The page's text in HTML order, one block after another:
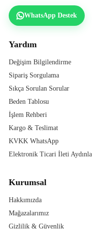
WhatsApp Destek
Yardım
Değişim Bilgilendirme
Sipariş Sorgulama
Sıkça Sorulan Sorular
Beden Tablosu
İşlem Rehberi
Kargo & Teslimat
KVKK WhatsApp
Elektronik Ticari İleti
Kurumsal
Hakkımızda
Mağazalarımız
Gizlilik & Güvenlik